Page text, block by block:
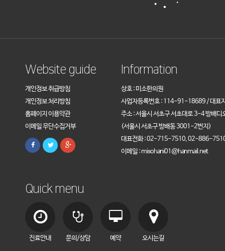
Website guide
개인정보 취급방침
개인정보 처리방침
홈페이지 이용약관
이메일 무단수집거부
Information
상호 : 미소한의원
사업자등록번호 : 114-91-18689 / 대표
주소 : 서울시 서초구 서초대로 3-4 방배
(서울시 서초구 방배동 3001-2번지)
대표전화 : 02-715-7510, 02-886-
이메일 : misohani01@hanmail.net
Quick menu
진료안내 문의/상담 예약 오시는길